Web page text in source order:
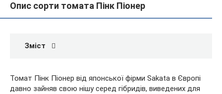
Опис сорти томата Пінк Піонер
Зміст
Томат Пінк Піонер від японської фірми Sakata в Європі
давно зайняв свою нішу серед гібридів, виведених для